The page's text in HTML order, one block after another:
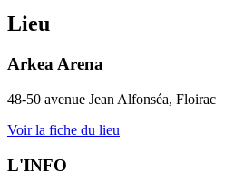
Lieu
Arkea Arena
48-50 avenue Jean Alfonséa, Floirac
Voir la fiche du lieu
L'INFO